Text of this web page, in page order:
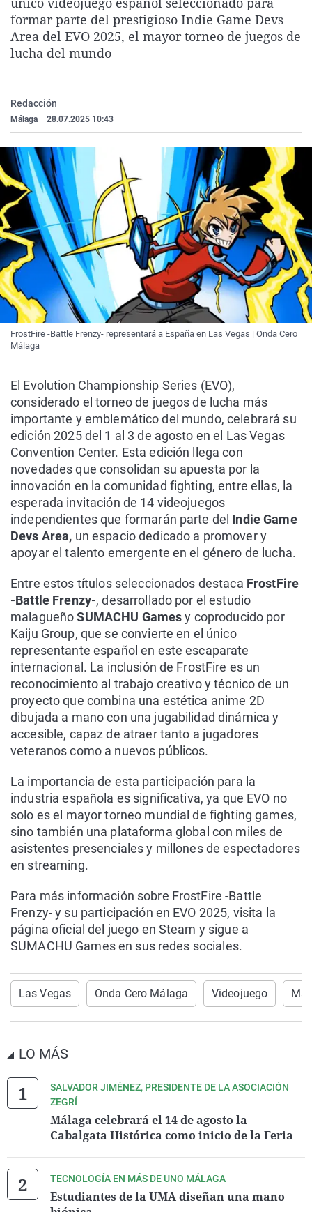
La rosa de los vientos
Gente viajera
Caso
Retornados
Extremadura
Galicia
Virales
Televisión
formar parte del prestigioso Indie Game Devs
Area del EVO 2025, el mayor torneo de juegos de
lucha del mundo
Redacción
Málaga 28.07.2025 10:43
FrostFire -Battle Frenzy- representará a España en Las Vegas | Onda Cero
Málaga
El Evolution Championship Series (EVO),
considerado el torneo de juegos de lucha más
importante y emblemático del mundo, celebrará su
edición 2025 del 1 al 3 de agosto en el Las Vegas
Convention Center. Esta edición llega con
novedades que consolidan su apuesta por la
innovación en la comunidad fighting, entre ellas, la
esperada invitación de 14 videojuegos
independientes que formarán parte del Indie Game
Devs Area, un espacio dedicado a promover y
apoyar el talento emergente en el género de lucha.
Entre estos títulos seleccionados destaca FrostFire
-Battle Frenzy-, desarrollado por el estudio
malagueñoSUMACHU Gamesy coproducido por
Kaiju Group, que se convierte en el único
representante español en este escaparate
internacional. La inclusión de FrostFire es un
reconocimiento al trabajo creativo y técnico de un
proyecto que combina una estética anime 2D
dibujada a mano con una jugabilidad dinámica y
accesible, capaz de atraer tanto a jugadores
veteranos como a nuevos públicos.
La importancia de esta participación para la
industria española es significativa, ya que EVO no
solo es el mayor torneo mundial de fighting games,
sino también una plataforma global con miles de
asistentes presenciales y millones de espectadores
en streaming.
Para más información sobre FrostFire -Battle
Frenzy- y su participación en EVO 2025, visita la
página oficial del juego en Steam y sigue a
SUMACHU Games en sus redes sociales.
Las Vegas Onda Cero Málaga Videojuego
LO MÁS
SALVADOR JIMÉNEZ, PRESIDENTE DE LA ASOCIACIÓN
ZEGRÍ
Málaga celebrará el 14 de agosto la
Cabalgata Histórica como inicio de la Feria
TECNOLOGÍA EN MÁS DE UNO MÁLAGA
Estudiantes de la UMA diseñan una mano